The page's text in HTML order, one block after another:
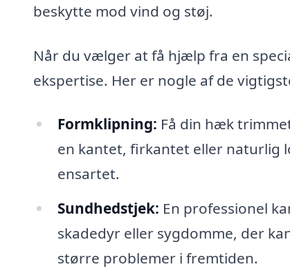
beskytte mod vind og støj.
Når du vælger at få hjælp fra en
ekspertise. Her er nogle af de
Formklipning: Få din hæk
en kantet, firkantet eller naturlig
ensartet.
Sundhedstjek: En professionel
skadedyr eller sygdomme, der
større problemer i fremtiden.